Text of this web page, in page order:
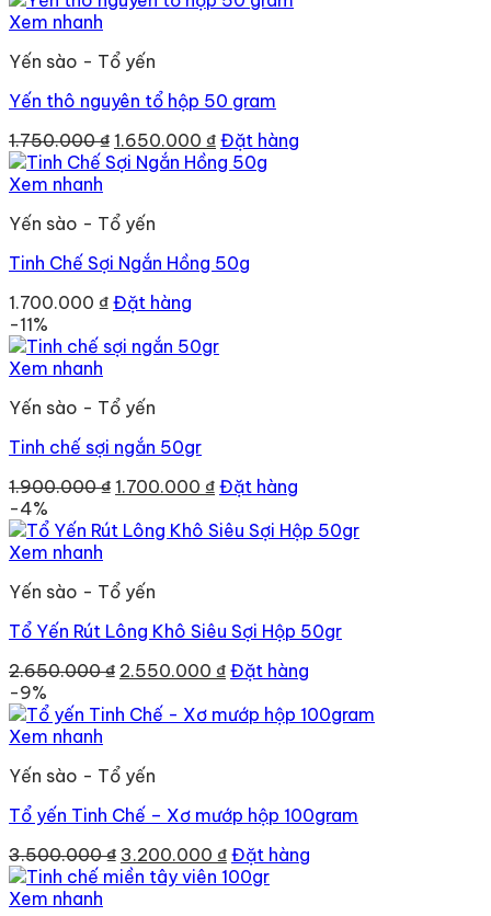
1.000.000 ₫.
Xem nhanh
Yến sào - Tổ yến
Yến thô nguyên tổ hộp 50 gram
1.750.000₫ Giá
gốc
1.650.000 ₫Giá
hiện
Đặt hàng
Xem nhanh
Yến sào - Tổ yến
Tinh Chế Sợi Ngắn Hồng 50g
1.700.000 ₫ Đặt hàng
-11%
Xem nhanh
Yến sào - Tổ yến
Tinh chế sợi ngắn 50gr
1.900.000₫ Giá
là:
1.700.000 ₫Giá
tại
Đặt hàng
-4%
Xem nhanh
Yến sào - Tổ yến
Tổ Yến Rút Lông Khô Siêu Sợi Hộp 50gr
2.650.000₫ Giá
là:
2.550.000 ₫Giá
tại
Đặt hàng
-9%
Xem nhanh
Yến sào - Tổ yến
Tổ yến Tinh Chế – Xơ mướp hộp 100gram
3.500.000₫ Giá
gốc
3.200.000 ₫Giá
hiện
Đặt hàng
Xem nhanh